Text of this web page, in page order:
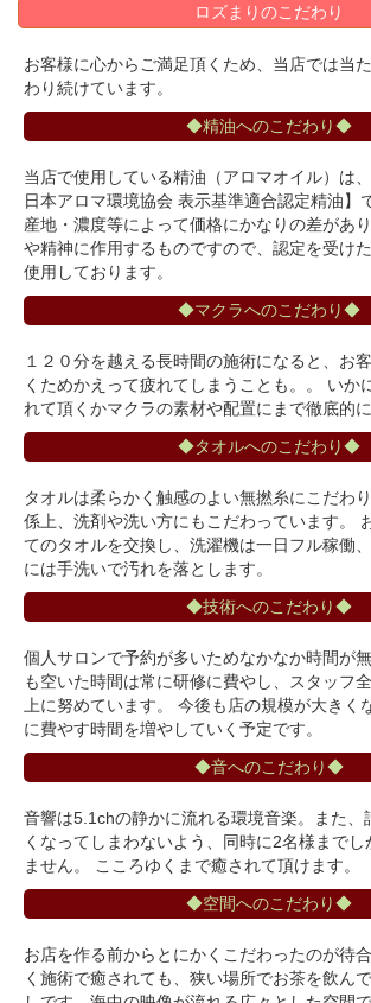
ロズまりのこだわり
お客様に心からご満足頂くため、当店では当
わり続けています。
◆精油へのこだわり◆
当店で使用している精油（アロマオイル）は
日本アロマ環境協会 表示基準適合認定精油】
産地・濃度等によって価格にかなりの差があ
や精神に作用するものですので、認定を受け
使用しております。
◆マクラへのこだわり◆
１２０分を越える長時間の施術になると、お
くためかえって疲れてしまうことも。。 いか
れて頂くかマクラの素材や配置にまで徹底的
◆タオルへのこだわり◆
タオルは柔らかく触感のよい無撚糸にこだわ
係上、洗剤や洗い方にもこだわっています。
てのタオルを交換し、洗濯機は一日フル稼働
には手洗いで汚れを落とします。
◆技術へのこだわり◆
個人サロンで予約が多いためなかなか時間が
も空いた時間は常に研修に費やし、スタッフ
上に努めています。 今後も店の規模が大きく
に費やす時間を増やしていく予定です。
◆音へのこだわり◆
音響は5.1chの静かに流れる環境音楽。また、
くなってしまわないよう、同時に2名様までし
ません。 こころゆくまで癒されて頂けます。
◆空間へのこだわり◆
お店を作る前からとにかくこだわったのが待
く施術で癒されても、狭い場所でお茶を飲ん